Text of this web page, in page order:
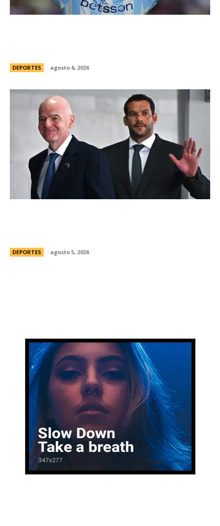
DEPORTES agosto 6, 2026
DEPORTES agosto 5, 2026